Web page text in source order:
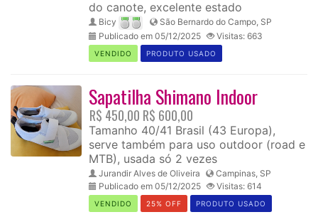
do canote, excelente estado
Bicy
São Bernardo do Campo, SP
Publicado em 05/12/2025
Visitas: 663
VENDIDO PRODUTO USADO
Sapatilha Shimano Indoor
R$ 450,00 R$ 600,00
Tamanho 40/41 Brasil (43 Europa),
serve também para uso outdoor (road e
MTB), usada só 2 vezes
Jurandir Alves de Oliveira
Campinas, SP
Publicado em 05/12/2025
Visitas: 614
VENDIDO 25% OFF PRODUTO USADO